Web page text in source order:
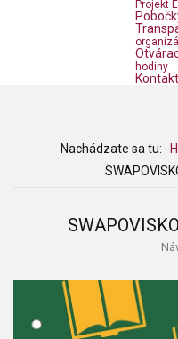
Projekt
hodiny
Kontakt
Nachádzate sa tu: